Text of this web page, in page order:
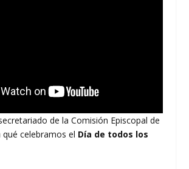
de la Comisión Episcopal de
qué celebramos el Día de todos los